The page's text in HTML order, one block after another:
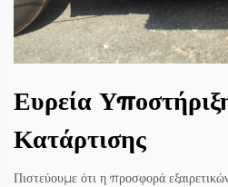
Ευρεία
Κατάρτισης
Πιστεύουμε ότι η προσφορά